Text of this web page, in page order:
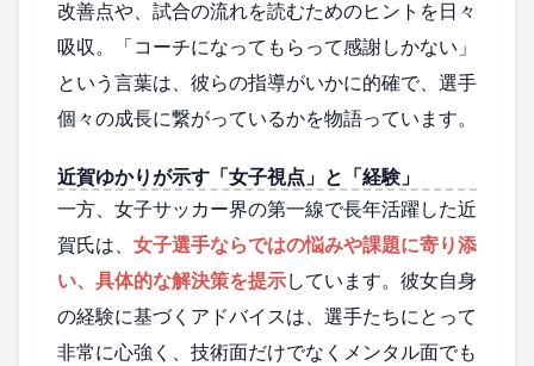
改善点や、試合の流れを読むためのヒントを日々
吸収。「コーチになってもらって感謝しかない」
という言葉は、彼らの指導がいかに的確で、選手
個々の成長に繋がっているかを物語っています。
近賀ゆかりが示す「女子視点」と「経験」
一方、女子サッカー界の第一線で長年活躍した近
賀氏は、 女子選手ならではの悩みや課題に寄り添
い、具体的な解決策を提示しています。彼女自身
の経験に基づくアドバイスは、選手たちにとって
非常に心強く、技術面だけでなくメンタル面でも